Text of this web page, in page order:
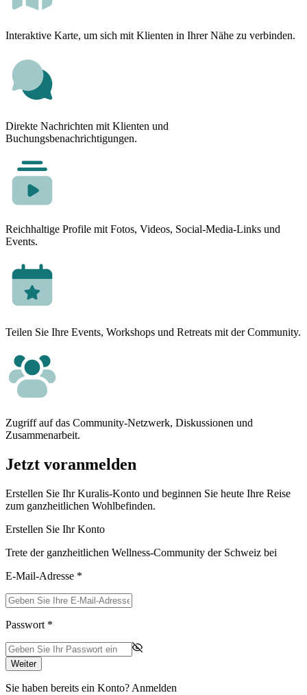
Interaktive Karte, um sich mit Klienten in Ihrer Nähe zu verbinden.
Direkte Nachrichten mit Klienten und
Buchungsbenachrichtigungen.
Reichhaltige Profile mit Fotos, Videos, Social-Media-Links und
Events.
Teilen Sie Ihre Events, Workshops und Retreats mit der Community.
Zugriff auf das Community-Netzwerk, Diskussionen und
Zusammenarbeit.
Jetzt voranmelden
Erstellen Sie Ihr Kuralis-Konto und beginnen Sie heute Ihre Reise
zum ganzheitlichen Wohlbefinden.
Erstellen Sie Ihr Konto
Trete der ganzheitlichen Wellness-Community der Schweiz bei
E-Mail-Adresse *
Passwort *
Weiter
Sie haben bereits ein Konto? Anmelden